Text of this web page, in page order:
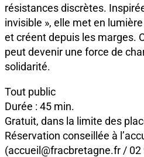
résistances discrètes.
invisible », elle met en
et créent depuis les marges.
peut devenir une force de
solidarité.
Tout public
Durée : 45 min.
Gratuit, dans la limite des
Réservation conseillée à
(accueil@fracbretagne.fr / 02